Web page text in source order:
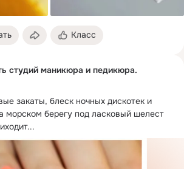
Класс
студий маникюра и педикюра.
закаты, блеск ночных дискотек и
морском берегу под ласковый шелест